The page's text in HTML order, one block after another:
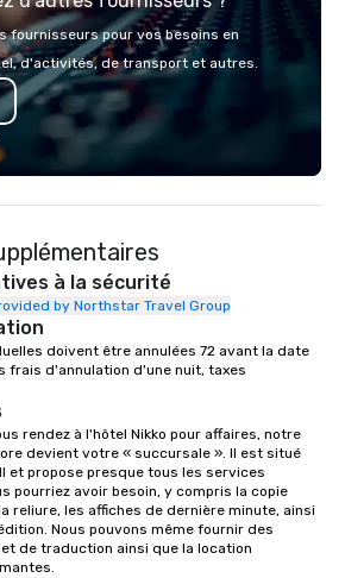
on superb hiking,
We also have
the Pacific Rim,
and welcoming
areas are perfect for
individually packaged
office, hotel or
fournisseurs pour vos besoins en
d'activités, de transport et autres.
à la sécurité
by Northstar Travel Group
doivent être annulées 72 avant la date
frais d'annulation d'une nuit, taxes
rendez à l'hôtel Nikko pour affaires, notre
devient votre « succursale ». Il est situé
et propose presque tous les services
pourriez avoir besoin, y compris la copie
reliure, les affiches de dernière minute, ainsi
Nous pouvons même fournir des
de traduction ainsi que la location